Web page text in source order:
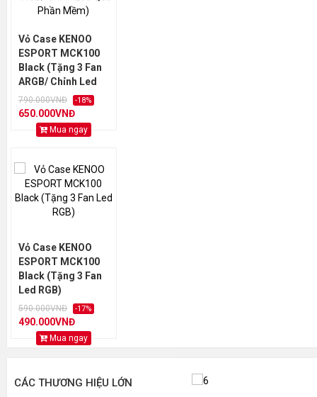
Vỏ Case KENOO
ESPORT MCK100
Black (Tặng 3 Fan
ARGB/ Chỉnh Led
Qua Phần Mềm)
790.000VNĐ -18%
650.000VNĐ
Mua ngay
Vỏ Case KENOO
ESPORT MCK100
Black (Tặng 3 Fan
Led RGB)
590.000VNĐ -17%
490.000VNĐ
Mua ngay
CÁC THƯƠNG HIỆU LỚN